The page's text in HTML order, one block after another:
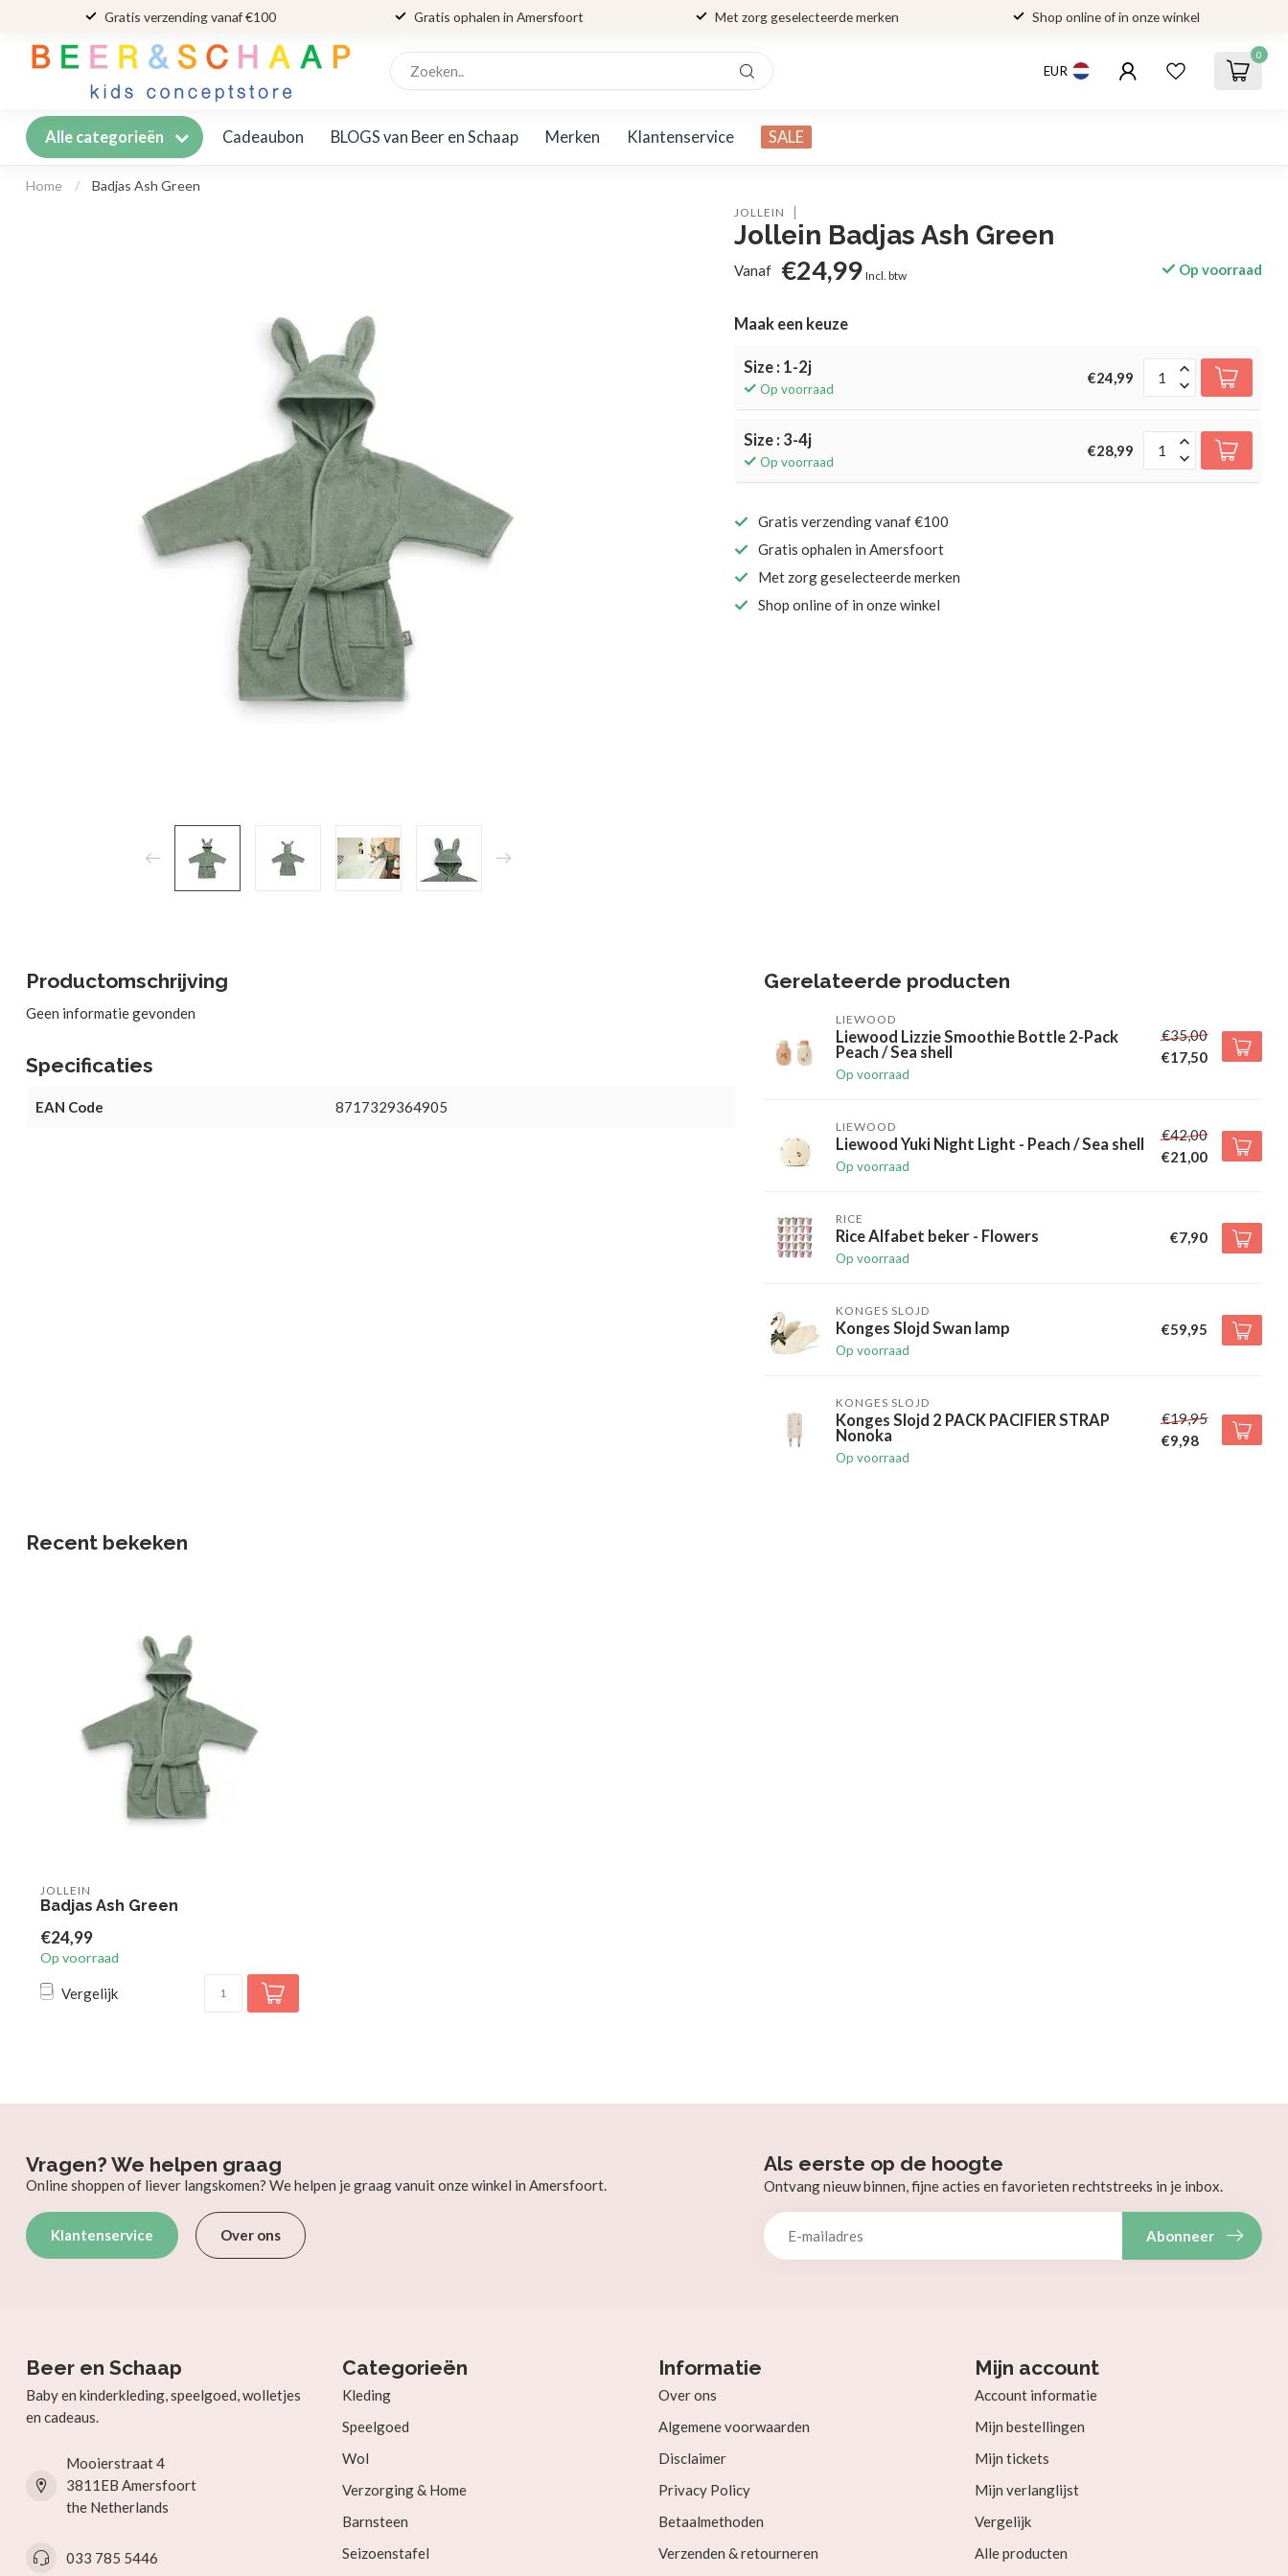
Gratis verzending vanaf €100 Gratis ophalen in Amersfoort Met zorg geselecteerde merken Shop online of in onze winkel
EUR
0
Alle categorieën Cadeaubon BLOGS van Beer en Schaap Merken Klantenservice SALE
Home / Badjas Ash Green
JOLLEIN
Jollein Badjas Ash Green
Vanaf €24,99 Incl. btw Op voorraad
Maak een keuze
Size : 1-2j
Op voorraad
€24,99
Size : 3-4j
Op voorraad
€28,99
Gratis verzending vanaf €100
Gratis ophalen in Amersfoort
Met zorg geselecteerde merken
Shop online of in onze winkel
Productomschrijving
Geen informatie gevonden
Specificaties
EAN Code 8717329364905
Gerelateerde producten
LIEWOOD
Liewood Lizzie Smoothie Bottle 2-Pack
Peach / Sea shell
Op voorraad
€35,00
€17,50
LIEWOOD
Liewood Yuki Night Light - Peach / Sea shell
Op voorraad
€42,00
€21,00
RICE
Rice Alfabet beker - Flowers
Op voorraad
€7,90
KONGES SLOJD
Konges Slojd Swan lamp
Op voorraad
€59,95
KONGES SLOJD
Konges Slojd 2 PACK PACIFIER STRAP
Nonoka
Op voorraad
€19,95
€9,98
Recent bekeken
JOLLEIN
Badjas Ash Green
€24,99
Op voorraad
Vergelijk
Vragen? We helpen graag
Online shoppen of liever langskomen? We helpen je graag vanuit onze winkel in Amersfoort.
Klantenservice Over ons
Als eerste op de hoogte
Ontvang nieuw binnen, fijne acties en favorieten rechtstreeks in je inbox.
Abonneer
Beer en Schaap
Baby en kinderkleding, speelgoed, wolletjes
en cadeaus.
Mooierstraat 4
3811EB Amersfoort
the Netherlands
033 785 5446
Categorieën
Kleding
Speelgoed
Wol
Verzorging & Home
Barnsteen
Seizoenstafel
Informatie
Over ons
Algemene voorwaarden
Disclaimer
Privacy Policy
Betaalmethoden
Verzenden & retourneren
Mijn account
Account informatie
Mijn bestellingen
Mijn tickets
Mijn verlanglijst
Vergelijk
Alle producten